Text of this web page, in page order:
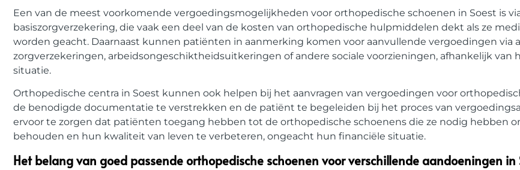
Een van de meest voorkomende vergoedingsmogelijkheden voor orthopedische schoenen in Soest is
basiszorgverzekering, die vaak een deel van de kosten van orthopedische hulpmiddelen dekt als ze
worden geacht. Daarnaast kunnen patiënten in aanmerking komen voor aanvullende vergoedingen via
zorgverzekeringen, arbeidsongeschiktheidsuitkeringen of andere sociale voorzieningen, afhankelijk van
situatie.
Orthopedische centra in Soest kunnen ook helpen bij het aanvragen van vergoedingen voor
de benodigde documentatie te verstrekken en de patiënt te begeleiden bij het proces van
ervoor te zorgen dat patiënten toegang hebben tot de orthopedische schoenens die ze nodig hebben
behouden en hun kwaliteit van leven te verbeteren, ongeacht hun financiële situatie.
Het belang van goed passende orthopedische schoenen voor verschillende aandoeningen in